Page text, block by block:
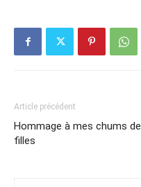
Article précédent
Hommage à mes chums de
filles